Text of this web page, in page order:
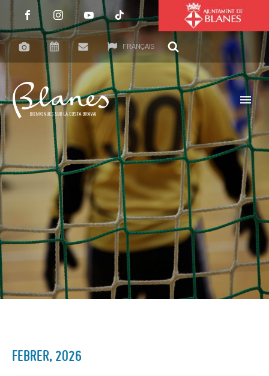
FRANÇAIS
FEBRER, 2026